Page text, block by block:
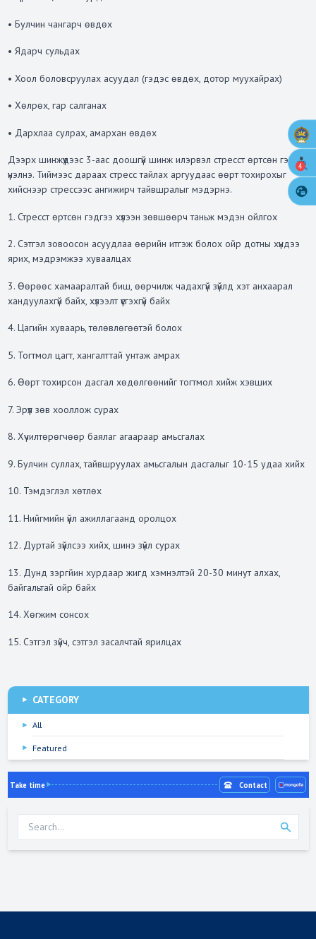
• Булчин чангарч өвдөх
• Ядарч сульдах
• Хоол боловсруулах асуудал (гэдэс өвдөх, дотор муухайрах)
• Хөлрөх, гар салганах
• Дархлаа сулрах, амархан өвдөх
Дээрх шинжүүдээс 3-аас доошгүй шинж илэрвэл стресст өртсөн гэж
үнэлнэ. Тиймээс дараах стресс тайлах аргуудаас өөрт тохирохыг
хийснээр стрессээс ангижирч тайвшралыг мэдэрнэ.
1. Стресст өртсөн гэдгээ хүлээн зөвшөөрч таньж мэдэн ойлгох
2. Сэтгэл зовоосон асуудлаа өөрийн итгэж болох ойр дотны хүндээ
ярих, мэдрэмжээ хуваалцах
3. Өөрөөс хамааралтай биш, өөрчилж чадахгүй зүйлд хэт анхаарал
хандуулахгүй байх, хүлээлт үүсгэхгүй байх
4. Цагийн хуваарь, төлөвлөгөөтэй болох
5. Тогтмол цагт, хангалттай унтаж амрах
6. Өөрт тохирсон дасгал хөдөлгөөнийг тогтмол хийж хэвших
7. Эрүүл зөв хооллож сурах
8. Хүчилтөрөгчөөр баялаг агаараар амьсгалах
9. Булчин суллах, тайвшруулах амьсгалын дасгалыг 10-15 удаа хийх
10. Тэмдэглэл хөтлөх
11. Нийгмийн үйл ажиллагаанд оролцох
12. Дуртай зүйлсээ хийх, шинэ зүйл сурах
13. Дунд зэргйин хурдаар жигд хэмнэлтэй 20-30 минут алхах,
байгальтай ойр байх
14. Хөгжим сонсох
15. Сэтгэл зүйч, сэтгэл засалчтай ярилцах
CATEGORY
All
Featured
Take time Contact
4